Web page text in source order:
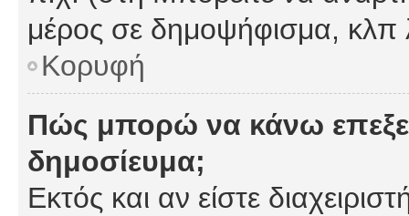
μέρος σε δημοψήφισμα, κλπ
Κορυφή
Πώς μπορώ να κάνω
δημοσίευμα;
Εκτός και αν είστε